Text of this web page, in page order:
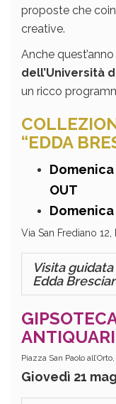
proposte che
creative.
Anche quest’anno
dell’Università
un ricco
“EDDA
Domenica
OUT
Domenica
Via San Frediano 12,
Visita
Edda
Piazza San Paolo
Giovedì 21